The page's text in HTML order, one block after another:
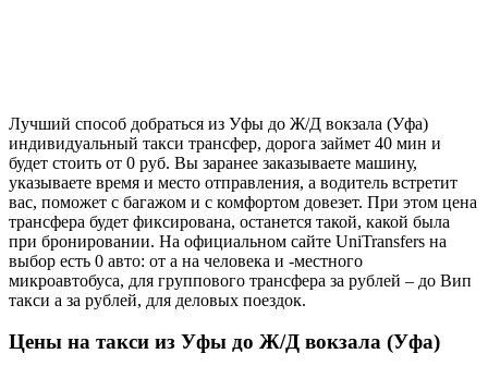
Лучший способ добраться из Уфы до Ж/Д вокзала (Уфа)
индивидуальный такси трансфер, дорога займет 40 мин и
будет стоить от 0 руб. Вы заранее заказываете машину,
указываете время и место отправления, а водитель встретит
вас, поможет с багажом и с комфортом довезет. При этом цена
трансфера будет фиксирована, останется такой, какой была
при бронировании. На официальном сайте UniTransfers на
выбор есть 0 авто: от а на человека и -местного
микроавтобуса, для группового трансфера за рублей – до Вип
такси а за рублей, для деловых поездок.
Цены на такси из Уфы до Ж/Д вокзала (Уфа)